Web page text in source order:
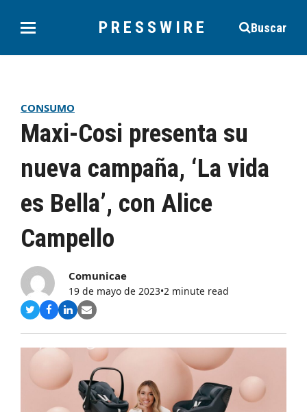
PRESSWIRE Buscar
CONSUMO
Maxi-Cosi presenta su
nueva campaña, ‘La vida
es Bella’, con Alice
Campello
Comunicae
19 de mayo de 2023•2 minute read
Compartir
Twitter
Compartir
Facebook
Compartir
LinkedIn
Share
Email